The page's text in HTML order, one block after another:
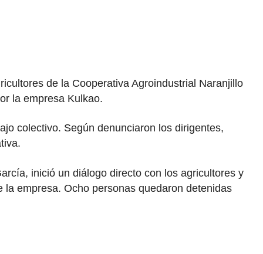
de la Cooperativa Agroindustrial Naranjillo
la empresa Kulkao.
colectivo. Según denunciaron los dirigentes,
inició un diálogo directo con los agricultores y
empresa. Ocho personas quedaron detenidas